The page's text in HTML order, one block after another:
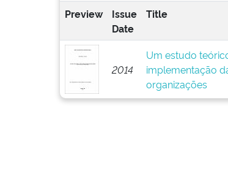
Preview
Issue
Date
Title
2014
Um estudo
implementação
organizações